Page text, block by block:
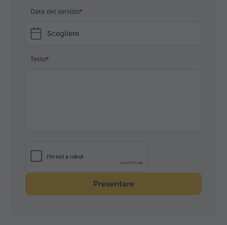
Data del servizio
Scegliere
Testo
Presentare